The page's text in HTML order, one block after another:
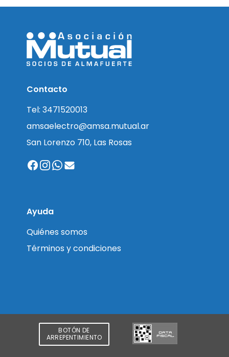
Contacto
Tel: 3471520013
amsaelectro@amsa.mutual.ar
San Lorenzo 710, Las Rosas
Ayuda
Quiénes somos
Términos y condiciones
BOTÓN DE
ARREPENTIMIENTO